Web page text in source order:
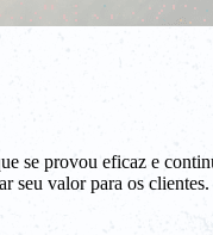
se provou eficaz e
valor para os